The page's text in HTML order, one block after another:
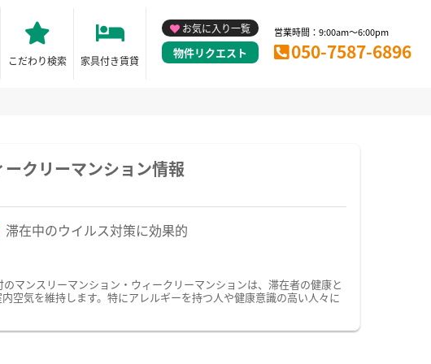
こだわり検索 家具付き賃貸
お気に入り一覧
物件リクエスト
営業時間：9:00am～6:00pm
050-7587-6896
クリーマンション情報
滞在中のウイルス対策に効果的
マンスリーマンション・ウィークリーマンションは、滞在者の健康と
空気を維持します。特にアレルギーを持つ人や健康意識の高い人々に